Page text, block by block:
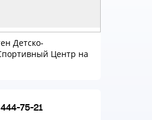
Детско-
Центр на
75-21